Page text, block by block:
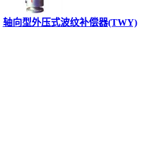
轴向型外压式波纹补偿器(TWY)